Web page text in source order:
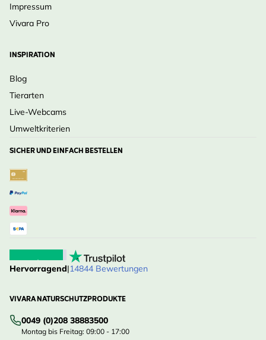
Impressum
Vivara Pro
INSPIRATION
Blog
Tierarten
Live-Webcams
Umweltkriterien
SICHER UND EINFACH BESTELLEN
Hervorragend|14844 Bewertungen
VIVARA NATURSCHUTZPRODUKTE
0049 (0)208 38883500
Montag bis Freitag: 09:00 - 17:00